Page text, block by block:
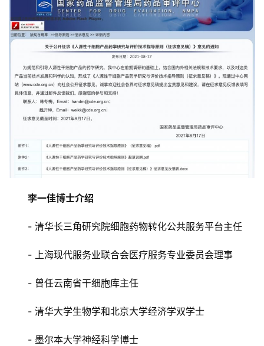
李一佳博士介绍
- 清华长三角研究院细胞药物转化公共服务平台主任
- 上海现代服务业联合会医疗服务专业委员会理事
- 曾任云南省干细胞库主任
- 清华大学生物学和北京大学经济学双学士
- 墨尔本大学神经科学博士